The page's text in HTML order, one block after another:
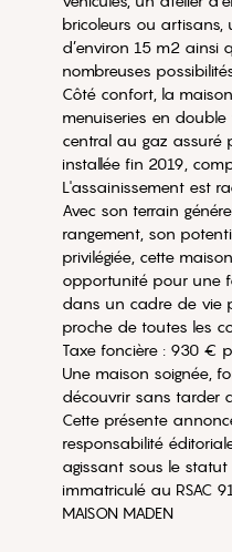
bricoleurs ou
d’environ 15 m2 ainsi
nombreuses
Côté confort, la
menuiseries en
central au gaz assuré
installée fin 2019,
L'assainissement est
Avec son terrain
rangement, son
privilégiée, cette
opportunité pour une
dans un cadre de vie
proche de toutes les
Taxe foncière : 930 €
Une maison soignée,
découvrir sans tarder
Cette présente
responsabilité
agissant sous le
immatriculé au RSAC
MAISON MADEN